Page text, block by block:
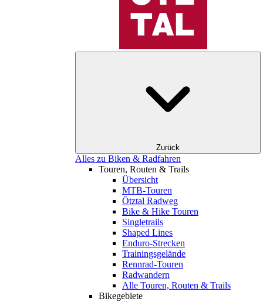
Zurück
Alles zu Biken & Radfahren
Touren, Routen & Trails
Übersicht
MTB-Touren
Ötztal Radweg
Bike & Hike Touren
Singletrails
Shaped Lines
Enduro-Strecken
Trainingsgelände
Rennrad-Touren
Radwandern
Alle Touren, Routen & Trails
Bikegebiete